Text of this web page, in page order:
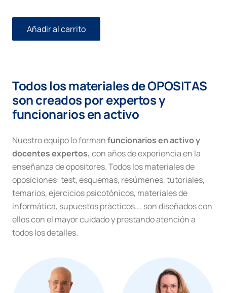
Penal
I
leve
cantidad
Añadir al carrito
Todos los materiales de OPOSITAS
son creados por expertos y
funcionarios en activo
Nuestro equipo lo formanfuncionarios en activo y
docentes expertos, con años de experiencia en la
enseñanza de opositores. Todos los materiales de
oposiciones: test, esquemas, resúmenes, tutoriales,
temarios, ejercicios psicotónicos, materiales de
informática, supuestos prácticos…. son diseñados con
ellos con el mayor cuidado y prestando atención a
todos los detalles.